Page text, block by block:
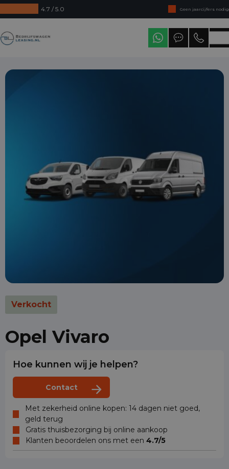
4.7 / 5.0
Geen jaarcijfers nodig
Direct uit voorraad leverbaar
Levering in heel Nederland
Verkocht
Opel Vivaro
Hoe kunnen wij je helpen?
Contact
Met zekerheid online kopen: 14 dagen niet goed,
geld terug
Gratis thuisbezorging bij online aankoop
Klanten beoordelen ons met een 4.7/5